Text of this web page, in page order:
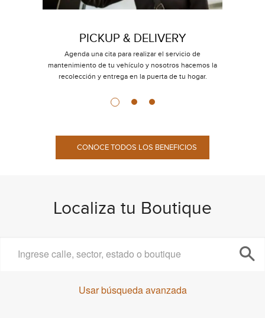
PICKUP & DELIVERY
Agenda una cita para realizar el servicio de
mantenimiento de tu vehículo y nosotros hacemos la
recolección y entrega en la puerta de tu hogar.
CONOCE TODOS LOS BENEFICIOS
Localiza tu Boutique
Usar búsqueda avanzada